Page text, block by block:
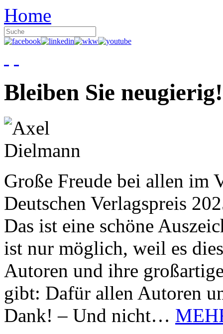
Home
Bleiben Sie neugierig!
Große Freude bei allen im
Deutschen Verlagspreis
Das ist eine schöne
ist nur möglich, weil es
Autoren und ihre
gibt: Dafür allen Autoren
Dank! – Und nicht…